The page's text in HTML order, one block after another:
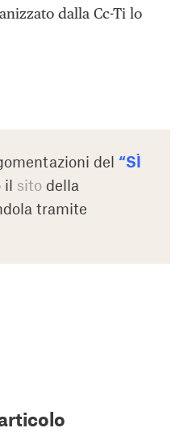
dalla Cc-Ti lo
del“SÌ
il sito della
tramite